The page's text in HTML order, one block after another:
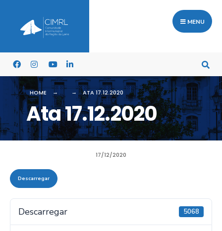
MENU
HOME ATA 17.12.2020
Ata 17.12.2020
17/12/2020
Descarregar
Descarregar 5068